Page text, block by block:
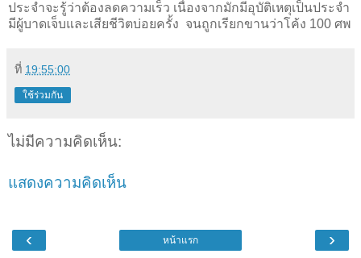
ประจำจะรู้ว่าต้องลดความเร็ว เนื่องจากมักมีอุบัติเหตุเป็นประจำ
มีผู้บาดเจ็บและเสียชีวิตบ่อยครั้ง จนถูกเรียกขานว่าโค้ง 100 ศพ
ที่ 19:55:00
ใช้ร่วมกัน
ไม่มีความคิดเห็น:
แสดงความคิดเห็น
‹ ›
หน้าแรก